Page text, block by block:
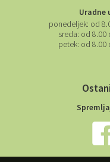
Uradne
ponedeljek: od
sreda: od 8.00
petek: od 8.00